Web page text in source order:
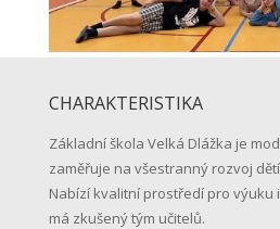
CHARAKTERISTIKA
Základní škola Velká Dlážka je
zaměřuje na všestranný rozvoj
Nabízí kvalitní prostředí pro výuku
má zkušený tým učitelů.